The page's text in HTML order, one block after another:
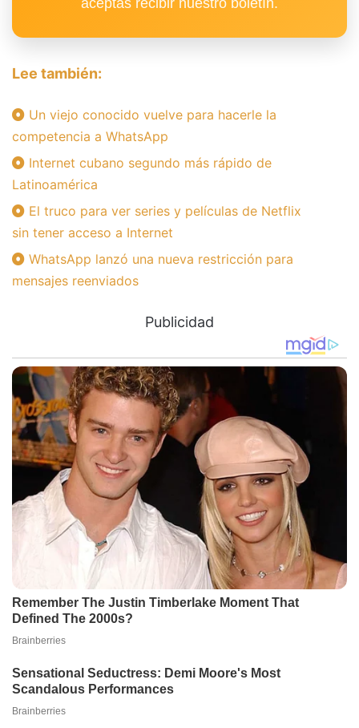
Lee también:
Un viejo conocido vuelve para hacerle la
competencia a WhatsApp
Internet cubano segundo más rápido de
Latinoamérica
El truco para ver series y películas de Netflix
sin tener acceso a Internet
WhatsApp lanzó una nueva restricción para
mensajes reenviados
Publicidad